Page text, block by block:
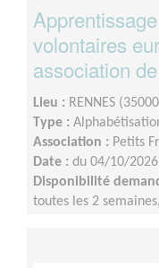
volontaires
association
Lieu : RENNES
Type :
Association : Petits
Date : du 04/10/
Disponibilité
toutes les 2